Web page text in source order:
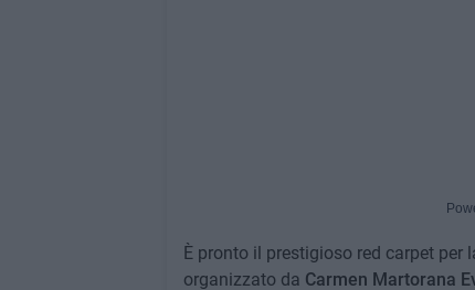
È pronto il prestigioso red carpet per
organizzato da Carmen Martorana